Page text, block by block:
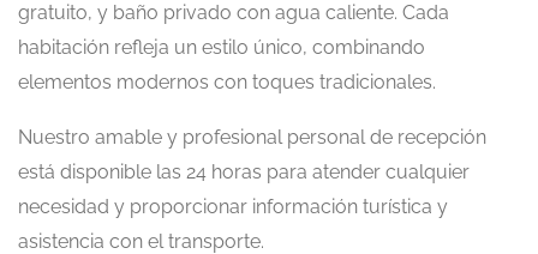
gratuito, y baño privado con agua caliente. Cada
habitación refleja un estilo único, combinando
elementos modernos con toques tradicionales.
Nuestro amable y profesional personal de recepción
está disponible las 24 horas para atender cualquier
necesidad y proporcionar información turística y
asistencia con el transporte.